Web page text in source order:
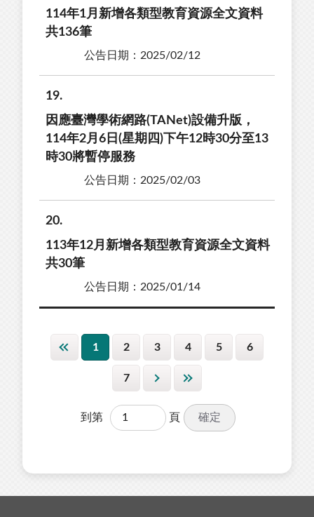
114年1月新增各類型教育資源全文資料
共136筆
公告日期：2025/02/12
19
因應臺灣學術網路(TANet)設備升版，
114年2月6日(星期四)下午12時30分至13
時30將暫停服務
公告日期：2025/02/03
20
113年12月新增各類型教育資源全文資料
共30筆
公告日期：2025/01/14
1 2 3 4 5 6
7
到第 頁 確定